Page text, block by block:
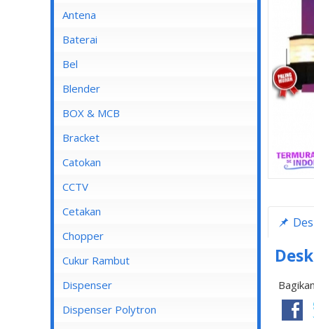
Antena
Baterai
Bel
Blender
Blender Advance
Blender Cosmos
Blender Kirin
Blender Maspion
Blender Miyako
BOX & MCB
MCB
MCB 1 Pole
MCB 2 Pole
MCB 3 Pole
MCB 4 Pole
Bracket
Catokan
CCTV
DVR
Cetakan
Chopper
Cukur Rambut
Dispenser
Dispenser Cosmos
Dispenser Polytron